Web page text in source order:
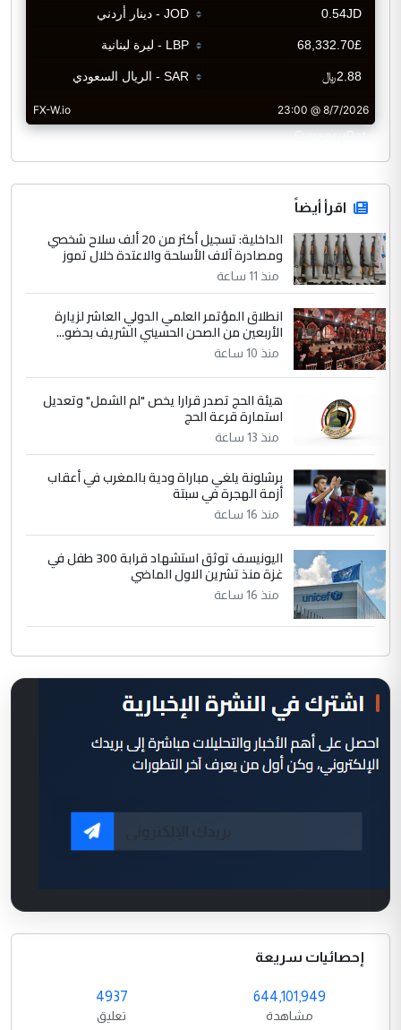
CurrencyRate
اقرأ أيضاً
الداخلية: تسجيل أكثر من 20 ألف سلاح شخصي
ومصادرة آلاف الأسلحة والاعتدة خلال تموز
منذ 11 ساعة
انطلاق المؤتمر العلمي الدولي العاشر لزيارة
الأربعين من الصحن الحسيني الشريف بحضو...
منذ 10 ساعة
هيئة الحج تصدر قرارا يخص "لم الشمل" وتعديل
استمارة قرعة الحج
منذ 13 ساعة
برشلونة يلغي مباراة ودية بالمغرب في أعقاب
أزمة الهجرة في سبتة
منذ 16 ساعة
اليونيسف توثق استشهاد قرابة 300 طفل في
غزة منذ تشرين الاول الماضي
منذ 16 ساعة
إحصائيات سريعة
644,101,949
مشاهدة
4937
تعليق